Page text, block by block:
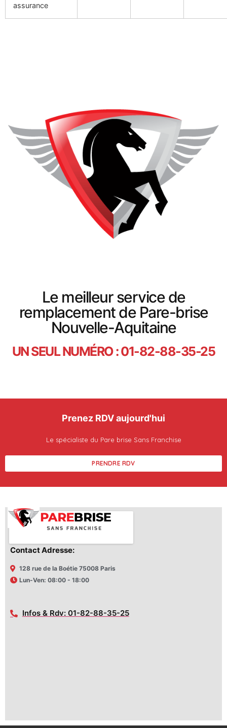
assurance
Le meilleur service de
remplacement de Pare-brise
Nouvelle-Aquitaine
UN SEUL NUMÉRO : 01-82-88-35-25
Prenez RDV aujourd'hui
Le spécialiste du Pare brise Sans Franchise
PRENDRE RDV
Contact Adresse:
128 rue de la Boétie 75008 Paris
Lun-Ven: 08:00 - 18:00
Infos & Rdv: 01-82-88-35-25